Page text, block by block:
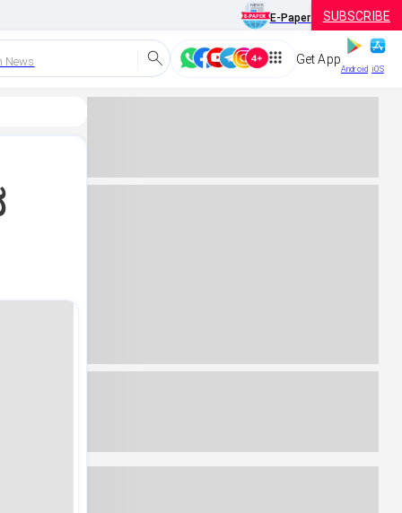
E-Paper SUBSCRIBE
News Get App
Android iOS